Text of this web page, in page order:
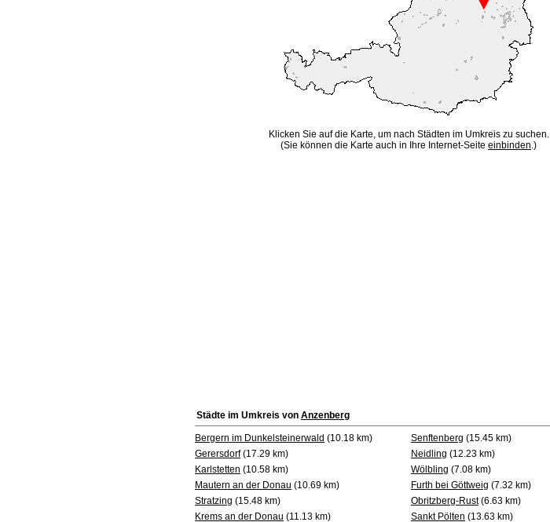
Klicken Sie auf die Karte, um nach Städten im Umkreis zu suchen.
(Sie können die Karte auch in Ihre Internet-Seite einbinden.)
Städte im Umkreis von Anzenberg
Bergern im Dunkelsteinerwald (10.18 km) Senftenberg (15.45 km)
Gerersdorf(17.29 km) Neidling (12.23 km)
Karlstetten (10.58 km) Wölbling (7.08 km)
Mautern an der Donau (10.69 km) Furth bei Göttweig (7.32 km)
Stratzing (15.48 km) Obritzberg-Rust(6.63 km)
Krems an der Donau (11.13 km) Sankt Pölten (13.63 km)